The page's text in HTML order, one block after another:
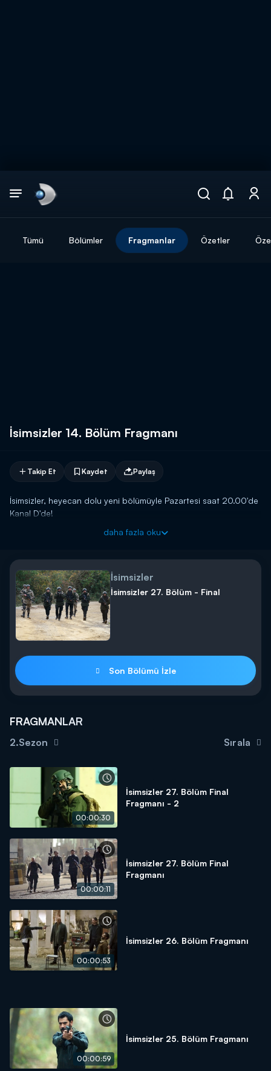
Tümü Bölümler Fragmanlar Özetler
İsimsizler 14. Bölüm Fragmanı
Takip Et Kaydet Paylaş
İsimsizler, heyecan dolu yeni bölümüyle Pazartesi saat 20.00'de
Kanal D'de!
daha fazla oku
İsimsizler
İsimsizler 27. Bölüm - Final
Son Bölümü İzle
FRAGMANLAR
2.Sezon Sırala
00:00:30
İsimsizler 27. Bölüm Final
Fragmanı - 2
00:00:11
İsimsizler 27. Bölüm Final
Fragmanı
00:00:53
İsimsizler 26. Bölüm Fragmanı
00:00:59
İsimsizler 25. Bölüm Fragmanı